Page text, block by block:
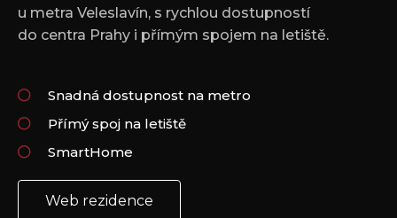
u metra Veleslavín, s rychlou dostupností
do centra Prahy i přímým spojem na letiště.
Snadná dostupnost na metro
Přímý spoj na letiště
SmartHome
Web rezidence